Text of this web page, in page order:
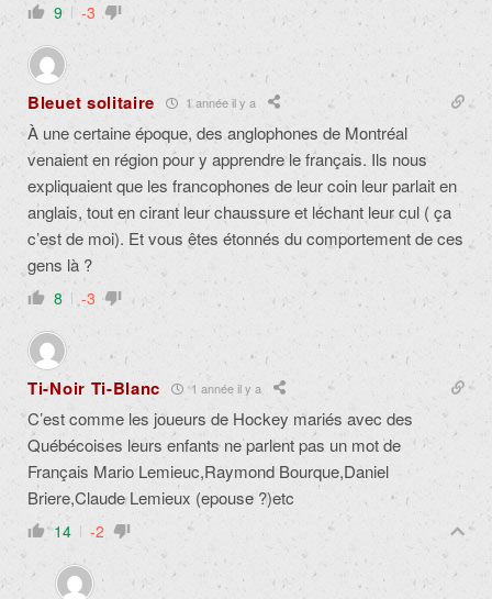
9 -3
Bleuet solitaire 1 année il y a
À une certaine époque, des anglophones de Montréal
venaient en région pour y apprendre le français. Ils nous
expliquaient que les francophones de leur coin leur parlait en
anglais, tout en cirant leur chaussure et léchant leur cul ( ça
c’est de moi). Et vous êtes étonnés du comportement de ces
gens là ?
8 -3
Ti-Noir Ti-Blanc 1 année il y a
C’est comme les joueurs de Hockey mariés avec des
Québécoises leurs enfants ne parlent pas un mot de
Français Mario Lemieuc,Raymond Bourque,Daniel
Briere,Claude Lemieux (epouse ?)etc
14 -2